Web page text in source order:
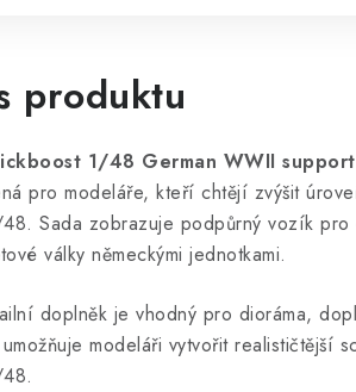
produktu
1/48 German WWII
pro modeláře, kteří chtějí zvýšit
Sada zobrazuje podpůrný vozík
války německými jednotkami.
doplněk je vhodný pro dioráma,
modeláři vytvořit realističtější